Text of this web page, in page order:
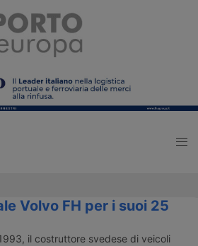
Volvo FH per i suoi 25
il costruttore svedese di veicoli